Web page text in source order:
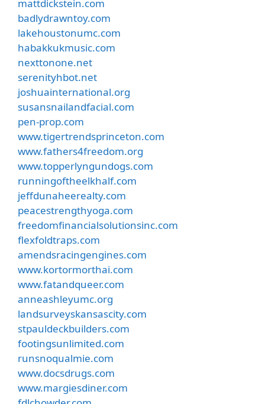
mattdickstein.com
badlydrawntoy.com
lakehoustonumc.com
habakkukmusic.com
nexttonone.net
serenityhbot.net
joshuainternational.org
susansnailandfacial.com
pen-prop.com
www.tigertrendsprinceton.com
www.fathers4freedom.org
www.topperlyngundogs.com
runningoftheelkhalf.com
jeffdunaheerealty.com
peacestrengthyoga.com
freedomfinancialsolutionsinc.com
flexfoldtraps.com
amendsracingengines.com
www.kortormorthai.com
www.fatandqueer.com
anneashleyumc.org
landsurveyskansascity.com
stpauldeckbuilders.com
footingsunlimited.com
runsnoqualmie.com
www.docsdrugs.com
www.margiesdiner.com